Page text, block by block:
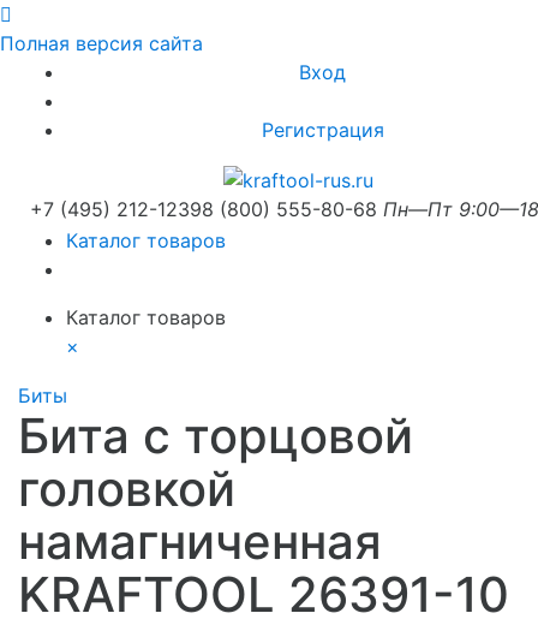
Полная версия сайта
Вход
Регистрация
+7 (495) 212-12398 (800) 555-80-68 Пн—Пт
Каталог товаров
Каталог товаров
×
Биты
Бита с торцовой
головкой
намагниченная
KRAFTOOL 26391-10